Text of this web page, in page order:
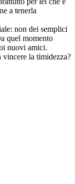
a tenerla
non dei semplici
quel momento
nuovi amici.
vincere la timidezza?